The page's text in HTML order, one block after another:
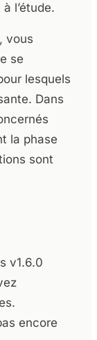
l’étude.
vous
se
lesquels
Dans
la phase
sont
v1.6.0
encore